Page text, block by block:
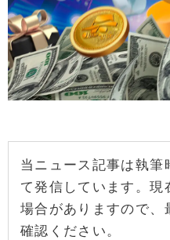
当ニュース記事は執
て発信しています。現
場合がありますので、
確認ください。